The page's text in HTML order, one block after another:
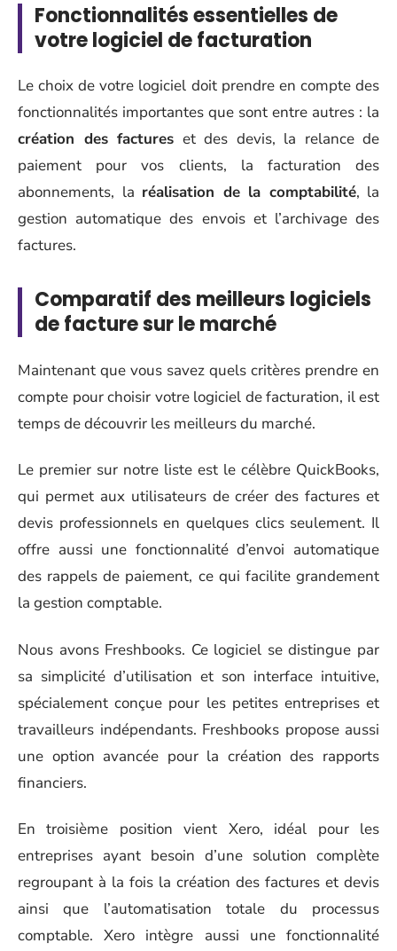
Fonctionnalités essentielles de
votre logiciel de facturation
Le choix de votre logiciel doit prendre en compte des
fonctionnalités importantes que sont entre autres : la
création des factures et des devis, la relance de
paiement pour vos clients, la facturation des
abonnements, la réalisation de la comptabilité, la
gestion automatique des envois et l’archivage des
factures.
Comparatif des meilleurs logiciels
de facture sur le marché
Maintenant que vous savez quels critères prendre en
compte pour choisir votre logiciel de facturation, il est
temps de découvrir les meilleurs du marché.
Le premier sur notre liste est le célèbre QuickBooks,
qui permet aux utilisateurs de créer des factures et
devis professionnels en quelques clics seulement. Il
offre aussi une fonctionnalité d’envoi automatique
des rappels de paiement, ce qui facilite grandement
la gestion comptable.
Nous avons Freshbooks. Ce logiciel se distingue par
sa simplicité d’utilisation et son interface intuitive,
spécialement conçue pour les petites entreprises et
travailleurs indépendants. Freshbooks propose aussi
une option avancée pour la création des rapports
financiers.
En troisième position vient Xero, idéal pour les
entreprises ayant besoin d’une solution complète
regroupant à la fois la création des factures et devis
ainsi que l’automatisation totale du processus
comptable. Xero intègre aussi une fonctionnalité